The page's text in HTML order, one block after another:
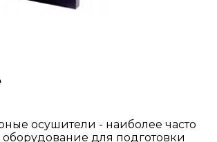
осушители - наиболее часто
для подготовки